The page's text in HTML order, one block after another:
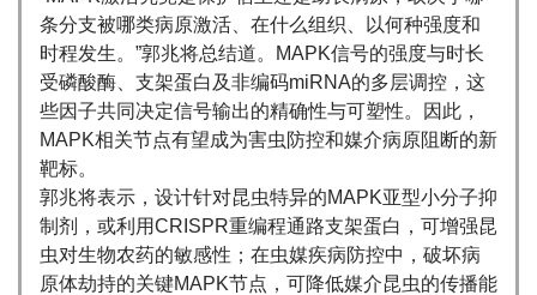
条分支被哪类病原激活、在什么组织、以何种强度和
时程发生。”郭兆将总结道。MAPK信号的强度与时长
受磷酸酶、支架蛋白及非编码miRNA的多层调控，这
些因子共同决定信号输出的精确性与可塑性。因此，
MAPK相关节点有望成为害虫防控和媒介病原阻断的新
靶标。
郭兆将表示，设计针对昆虫特异的MAPK亚型小分子抑
制剂，或利用CRISPR重编程通路支架蛋白，可增强昆
虫对生物农药的敏感性；在虫媒疾病防控中，破坏病
原体劫持的关键MAPK节点，可降低媒介昆虫的传播能